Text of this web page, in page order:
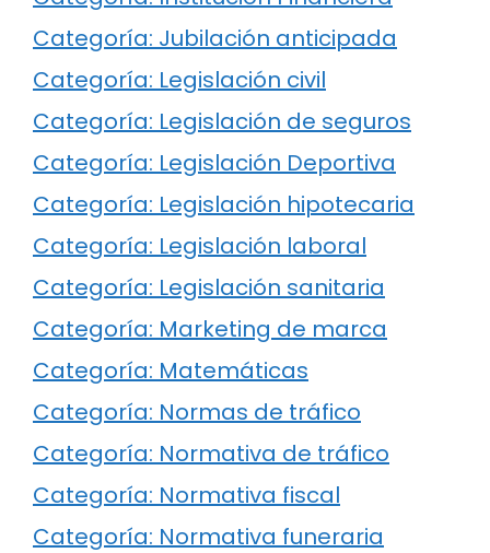
Categoría: Jubilación anticipada
Categoría: Legislación civil
Categoría: Legislación de seguros
Categoría: Legislación Deportiva
Categoría: Legislación hipotecaria
Categoría: Legislación laboral
Categoría: Legislación sanitaria
Categoría: Marketing de marca
Categoría: Matemáticas
Categoría: Normas de tráfico
Categoría: Normativa de tráfico
Categoría: Normativa fiscal
Categoría: Normativa funeraria